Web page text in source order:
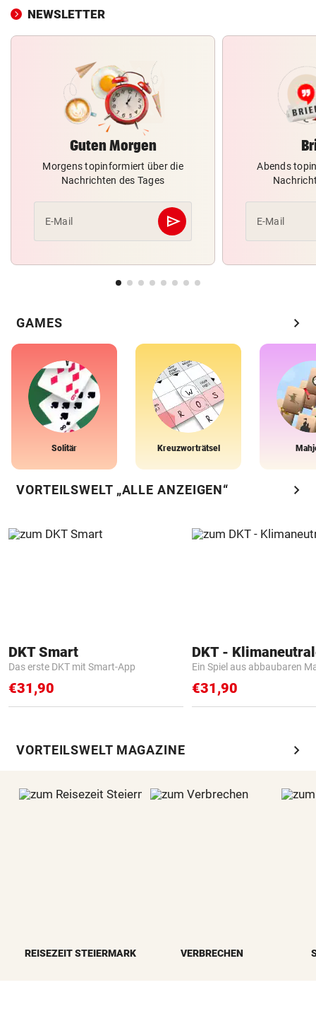
NEWSLETTER
Guten Morgen
Morgens topinformiert über die
Nachrichten des Tages
E-Mail send
Abschicken
Abends
E-Mail
GAMES chevron_right
Solitär Kreuzworträtsel
VORTEILSWELT „ALLE ANZEIGEN“ chevron_right
DKT Smart
Das erste DKT mit Smart-App
€31,90
Ein Spiel aus abbaubaren
€31,90
VORTEILSWELT MAGAZINE chevron_right
REISEZEIT STEIERMARK VERBRECHEN